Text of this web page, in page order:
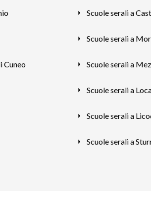
Scuole serali a
Scuole serali a
Cuneo Scuole serali a
Scuole serali a
Scuole serali a
Scuole serali a